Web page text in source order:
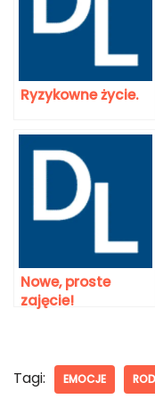
Ryzykowne życie.
Nowe, proste
zajęcie!
Tagi: EMOCJE